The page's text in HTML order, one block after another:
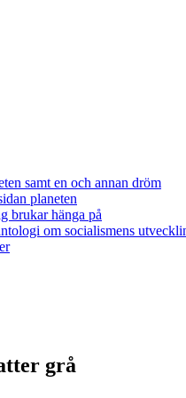
samt en och annan dröm
planeten
brukar hänga på
om socialismens
grå